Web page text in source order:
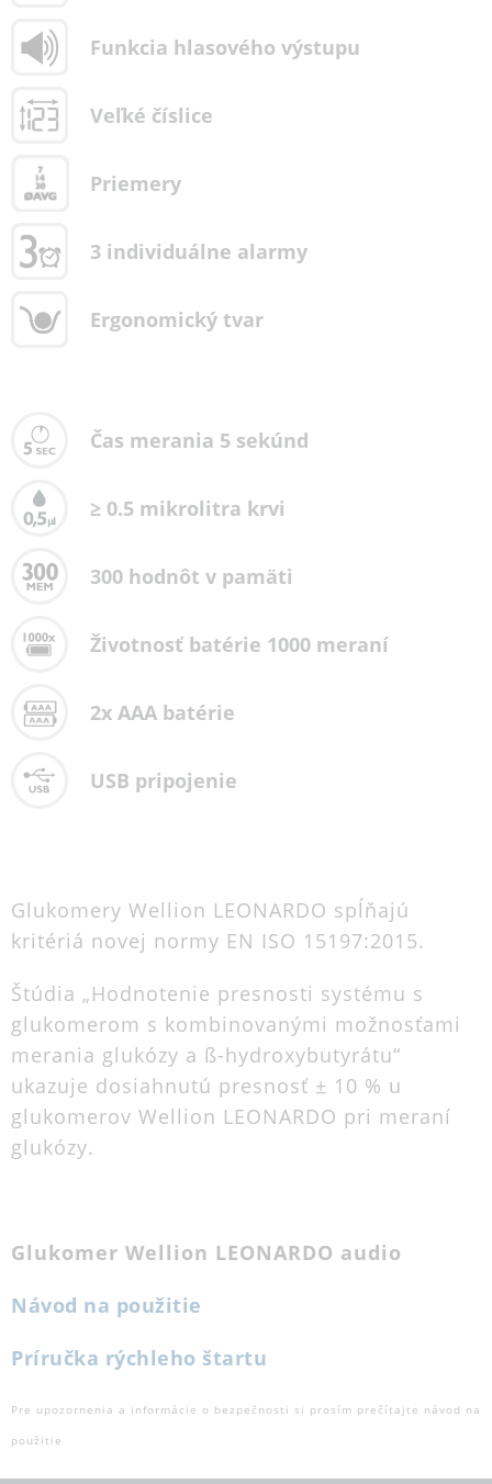
Funkcia hlasového výstupu
Veľké číslice
Priemery
3 individuálne alarmy
Ergonomický tvar
Čas merania 5 sekúnd
≥ 0.5 mikrolitra krvi
300 hodnôt v pamäti
Životnosť batérie 1000 meraní
2x AAA batérie
USB pripojenie
Glukomery Wellion LEONARDO spĺňajú
kritériá novej normy EN ISO 15197:2015.
Štúdia „Hodnotenie presnosti systému s
glukomerom s kombinovanými možnosťami
merania glukózy a ß-hydroxybutyrátu“
ukazuje dosiahnutú presnosť ± 10 % u
glukomerov Wellion LEONARDO pri meraní
glukózy.
Glukomer Wellion LEONARDO audio
Návod na použitie
Príručka rýchleho štartu
Pre upozornenia a informácie o bezpečnosti si prosím prečítajte návod na
použitie